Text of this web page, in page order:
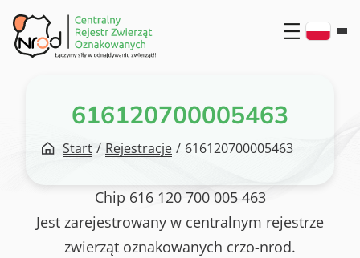
Przejdź
do
treści
616120700005463
Start / Rejestracje / 616120700005463
Chip 616 120 700 005 463
Jest zarejestrowany w centralnym rejestrze
zwierząt oznakowanych crzo-nrod.